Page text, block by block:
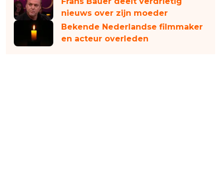
nieuws over zijn moeder
Bekende Nederlandse filmmaker
en acteur overleden